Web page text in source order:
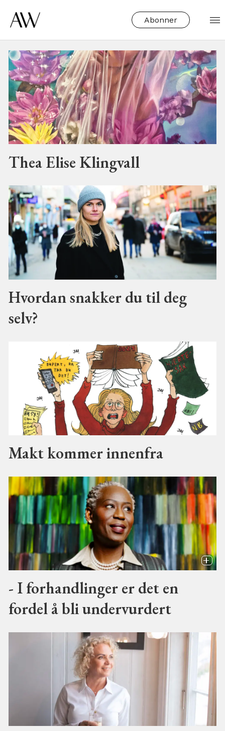
Abonner
Tag:
power
Thea Elise Klingvall
Hvordan snakker du til deg
selv?
Makt kommer innenfra
- I forhandlinger er det en
fordel å bli undervurdert